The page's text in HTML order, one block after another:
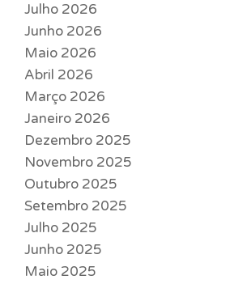
Julho 2026
Junho 2026
Maio 2026
Abril 2026
Março 2026
Janeiro 2026
Dezembro 2025
Novembro 2025
Outubro 2025
Setembro 2025
Julho 2025
Junho 2025
Maio 2025